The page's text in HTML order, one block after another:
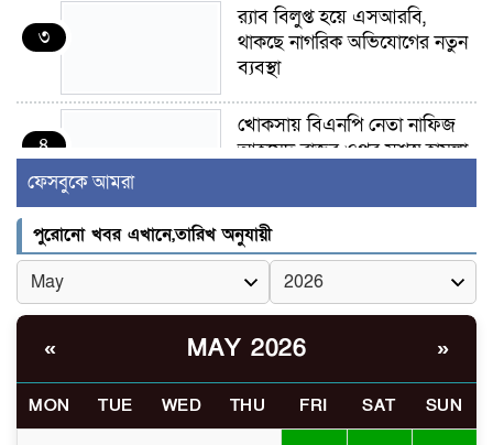
৩
র‍্যাব বিলুপ্ত হয়ে এসআরবি,
থাকছে নাগরিক অভিযোগের নতুন
ব্যবস্থা
৪
খোকসায় বিএনপি নেতা নাফিজ
আহমেদ রাজুর ওপর সশস্ত্র হামলা,
৫
সাঈদীর ছবিতে জুতা
নিক্ষেপকারীরা ‘জারজ সন্তান’:
আমির হামজা
৬
ইসলামী বিশ্ববিদ্যালয়র ৪৪
তৎপরতার অভিযোগ/ তদন্তে
গঠিত হলো উচ্চপর্যায়ের কমিটি
ফেসবুকে আমরা
পুরোনো খবর এখানে,তারিখ অনুযায়ী
« MAY 2026 »
MON TUE WED THU FRI SAT SUN